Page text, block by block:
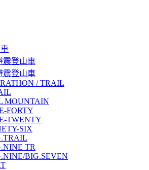
震登山車
震登山車
/ TRAIL
MOUNTAIN
FORTY
TWENTY
SIX
TR
BIG.SEVEN